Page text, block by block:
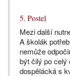
5. Postel
Mezi další
A školák
nemůže
být čilý po celý
dospělácká s